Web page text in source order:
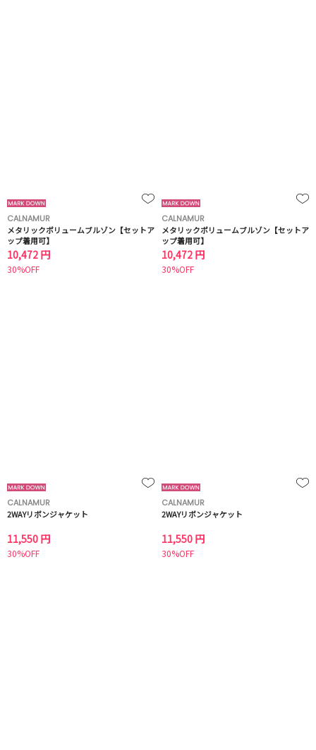
CALNAMUR
メタリックボリュームブルゾン【セットア
ップ着用可】
10,472 円
30%OFF
CALNAMUR
メタリックボリュームブルゾン【セットア
ップ着用可】
10,472 円
30%OFF
CALNAMUR
2WAYリボンジャケット
11,550 円
30%OFF
CALNAMUR
2WAYリボンジャケット
11,550 円
30%OFF